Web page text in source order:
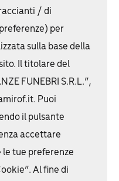
/ di
per
sulla base della
Il titolare del
FUNEBRI S.R.L.”,
Puoi
il pulsante
accettare
le tue preferenze
Al fine di